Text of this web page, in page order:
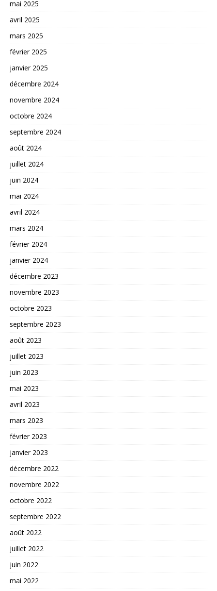
mai 2025
avril 2025
mars 2025
février 2025
janvier 2025
décembre 2024
novembre 2024
octobre 2024
septembre 2024
août 2024
juillet 2024
juin 2024
mai 2024
avril 2024
mars 2024
février 2024
janvier 2024
décembre 2023
novembre 2023
octobre 2023
septembre 2023
août 2023
juillet 2023
juin 2023
mai 2023
avril 2023
mars 2023
février 2023
janvier 2023
décembre 2022
novembre 2022
octobre 2022
septembre 2022
août 2022
juillet 2022
juin 2022
mai 2022